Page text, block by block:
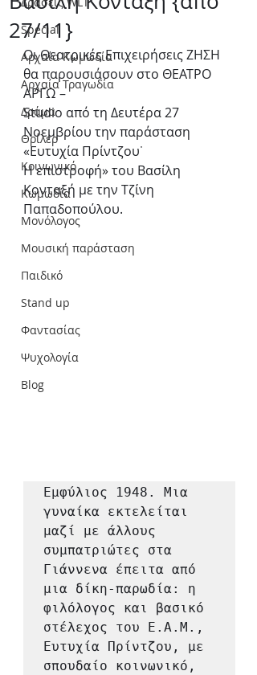
Special
Αρχαία Κωμωδία
Αρχαία Τραγωδία
Δράμα
Θρίλερ
Κοινωνικό
Κωμωδία
Μονόλογος
Μουσική παράσταση
Παιδικό
Stand up
Φαντασίας
Ψυχολογία
Blog
27/11}
Οι Θεατρικές Επιχειρήσεις ΖΗΣΗ
θα παρουσιάσουν στο ΘΕΑΤΡΟ
ΑΡΓΩ –
Studio από τη Δευτέρα 27
Νοεμβρίου την παράσταση
«Ευτυχία Πρίντζου˙
Η επιστροφή» του Βασίλη
Κονταξή με την Τζίνη
Παπαδοπούλου.
Εμφύλιος 1948. Μια
γυναίκα εκτελείται
μαζί με άλλους
συμπατριώτες στα
Γιάννενα έπειτα από
μια δίκη-παρωδία: η
φιλόλογος και βασικό
στέλεχος του Ε.Α.Μ.,
Ευτυχία Πρίντζου, με
σπουδαίο κοινωνικό,